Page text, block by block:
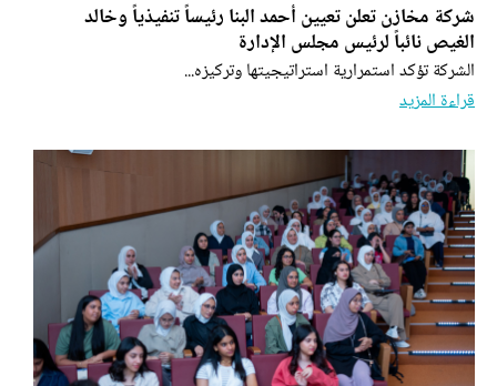
شركة مخازن تعلن تعيين أحمد البنا رئيساً تنفيذياً وخالد
الغيص نائباً لرئيس مجلس الإدارة
الشركة تؤكد استمرارية استراتيجيتها وتركيزه...
قراءة المزيد